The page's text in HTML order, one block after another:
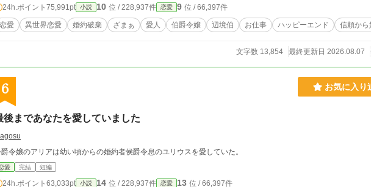
ではオリヴィアの所有物。そして船員たちを雇っているのは、オリヴィアの実家である。 救援先を治めるフレデリック辺境伯
島の備蓄があと二日だと伝えても、オリヴィアへ命令しない。 「この船をどうするかは、あなたが決めてください」 裏切られた
を抱えながら、オリヴィアは自分で救援続行を決める。船員たちと物資を積み戻し、翌朝、予定どおり出航する
うかまで、あなたに決めさせるつもりはありません。
24h.ポイント 75,991pt 小説 10 位 / 228,937件 恋愛 9 位 / 66,397件
恋愛 異世界恋愛 婚約破棄 ざまぁ 愛人 伯爵令嬢 辺境伯 お仕事 ハッピーエンド 信頼から
文字数 13,854 最終更新日 2026.08.07
6 お気に入り
後まであなたを愛していました
令嬢のアリアは幼い頃からの婚約者侯爵令息のユリウスを愛していた。
愛 完結 短編
24h.ポイント 63,033pt 小説 14 位 / 228,937件 恋愛 13 位 / 66,397件